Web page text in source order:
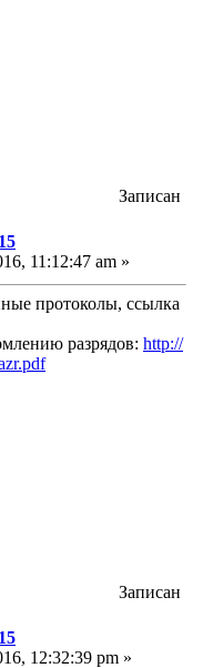
Записан
11:12:47 am »
протоколы, ссылка
разрядов: http://
Записан
12:32:39 pm »